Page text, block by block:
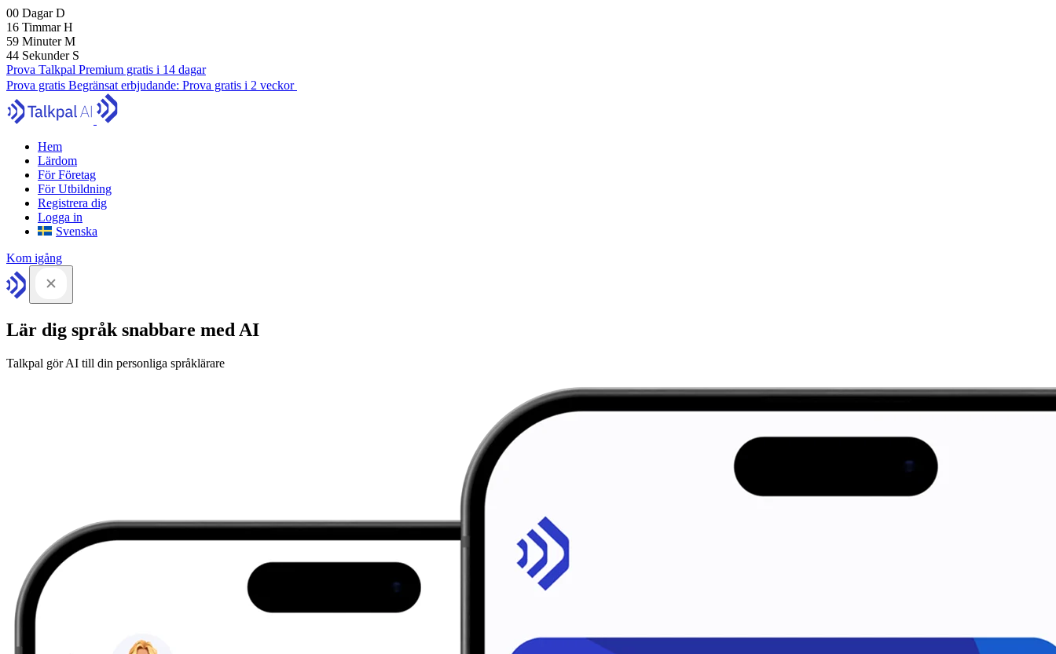
00 DagarD
16 TimmarH
59 MinuterM
43 Sekunder S
Prova Talkpal Premium gratis i 14 dagar
Prova gratis Begränsat erbjudande: Prova gratis i 2 veckor
Hem
Lärdom
För Företag
För Utbildning
Registrera dig
Logga in
Svenska
Kom igång
Lär dig språk snabbare med AI
Talkpal gör AI till din personliga språklärare